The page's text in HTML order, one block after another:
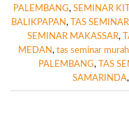
PALEMBANG, SEMINAR
BALIKPAPAN, TAS
SEMINAR MAKASSAR,
MEDAN, tas seminar murah
PALEMBANG, TAS
SAMARINDA,